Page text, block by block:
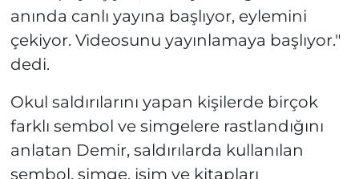
anında canlı yayına başlıyor, eylemini
çekiyor. Videosunu yayınlamaya başlıyor."
dedi.
Okul saldırılarını yapan kişilerde birçok
farklı sembol ve simgelere rastlandığını
anlatan Demir, saldırılarda kullanılan
sembol, simge, isim ve kitapları